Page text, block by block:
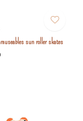
sun roller skates